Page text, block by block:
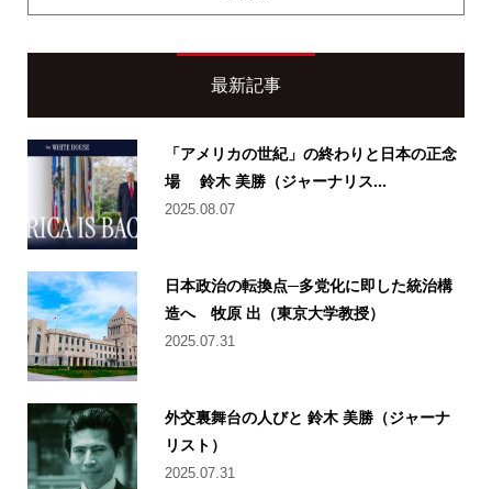
最新記事
「アメリカの世紀」の終わりと日本の正念
場 鈴木 美勝（ジャーナリス...
2025.08.07
日本政治の転換点─多党化に即した統治構
造へ 牧原 出（東京大学教授）
2025.07.31
外交裏舞台の人びと 鈴木 美勝（ジャーナ
リスト）
2025.07.31